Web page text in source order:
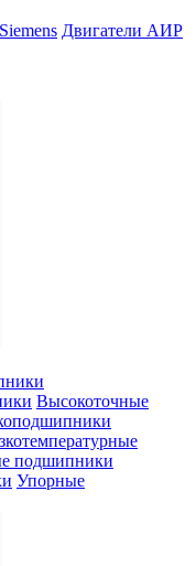
Двигатели АИР
Высокоточные
подшипники
Упорные